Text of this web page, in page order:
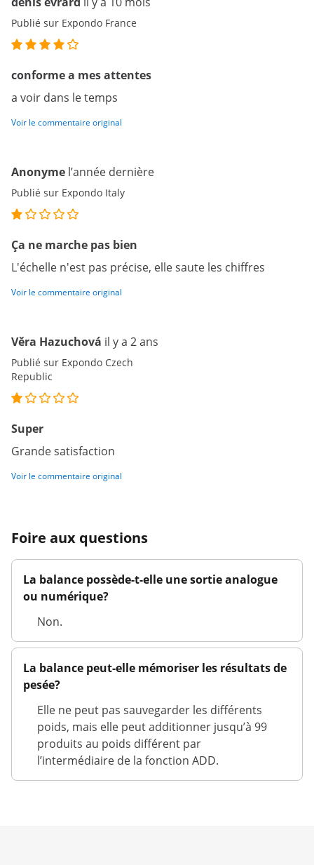
Publié sur Expondo France
conforme a mes attentes
a voir dans le temps
Voir le commentaire original
Anonyme l’année dernière
Publié sur Expondo Italy
Ça ne marche pas bien
L'échelle n'est pas précise, elle saute les chiffres
Voir le commentaire original
Věra Hazuchová il y a 2 ans
Publié sur Expondo Czech
Republic
Super
Grande satisfaction
Voir le commentaire original
Foire aux questions
La balance possède-t-elle une sortie analogue
ou numérique?
Non.
La balance peut-elle mémoriser les résultats de
pesée?
Elle ne peut pas sauvegarder les différents
poids, mais elle peut additionner jusqu’à 99
produits au poids différent par
l’intermédiaire de la fonction ADD.